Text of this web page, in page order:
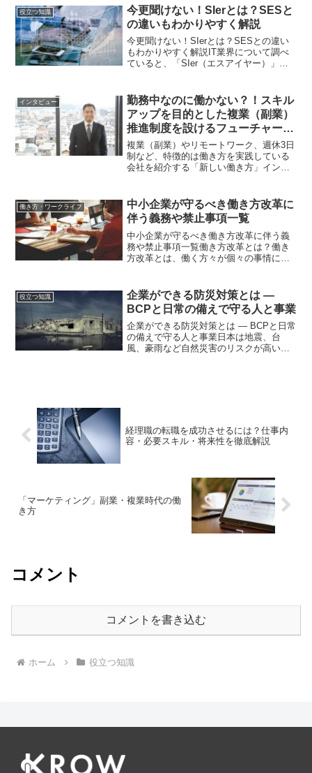
ていると言われているジャンルはＩＴ関
連だと言われています。そ...
役立つ知識
今更聞けない！SIerとは？SESと
の違いもわかりやすく解説
今更聞けない！SIerとは？SESとの違い
もわかりやすく解説IT業界について調べ
ていると、「SIer（エスアイヤー）」や
あるけれど、違いがよくわからない」と
いう方も多...
インタビュー
勤務中なのに働かない？！スキル
アップを目的とした複業（副業）
推進制度を設けるフューチャース
ピリッツ谷孝社長インタビュー
複業（副業）やリモートワーク、週休3日
制など、特徴的は働き方を実践している
会社を紹介する「新しい働き方」インタ
【フューチャースピリッツ】サーバーイ
ンフラからクラウドサ...
働き方・ワークライフ
中小企業が守るべき働き方改革に
伴う義務や禁止事項一覧
中小企業が守るべき働き方改革に伴う義
務や禁止事項一覧働き方改革とは？働き
方改革とは、働く方々が個々の事情に応
と厚生労働省から発表されています。日
本の労働力人口は少子高齢化...
役立つ知識
企業ができる防災対策とは ―
BCPと日常の備えで守る人と事業
企業ができる防災対策とは ― BCPと日常
の備えで守る人と事業日本は地震、台
風、豪雨など自然災害のリスクが高い国
経理職の転職を成功させるには？仕事内
容・必要スキル・将来性を徹底解説
「マーケティング」副業・複業時代の働
き方
コメント
コメントを書き込む
ホーム 役立つ知識